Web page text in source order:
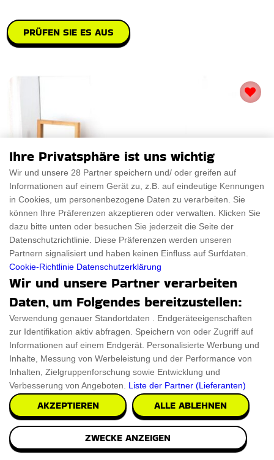
PRÜFEN SIE ES AUS
Iglu-Kuppel Sensory Deprivation Pillow
Nach einem anstrengenden Tag wünschen Sie sich einen
angenehmen Schlaf. Deshalb brauchen Sie ein Ig
Ihre Privatsphäre ist uns wichtig
Wir und unsere 28 Partner speichern und/ oder greifen auf
Informationen auf einem Gerät zu, z.B. auf eindeutige Kennungen
in Cookies, um personenbezogene Daten zu verarbeiten. Sie
können Ihre Präferenzen akzeptieren oder verwalten. Klicken Sie
dazu bitte unten oder besuchen Sie jederzeit die Seite der
Datenschutzrichtlinie. Diese Präferenzen werden unseren
Partnern signalisiert und haben keinen Einfluss auf Surfdaten.
Cookie-Richtlinie Datenschutzerklärung
Wir und unsere Partner verarbeiten
Daten, um Folgendes bereitzustellen:
Verwendung genauer Standortdaten . Endgeräteeigenschaften
zur Identifikation aktiv abfragen. Speichern von oder Zugriff auf
Informationen auf einem Endgerät. Personalisierte Werbung und
Inhalte, Messung von Werbeleistung und der Performance von
Inhalten, Zielgruppenforschung sowie Entwicklung und
Verbesserung von Angeboten. Liste der Partner (Lieferanten)
AKZEPTIEREN ALLE ABLEHNEN
ZWECKE ANZEIGEN